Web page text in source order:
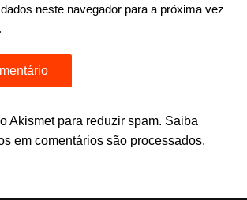
neste navegador para a próxima vez
Akismet para reduzir spam. Saiba
em comentários são processados.